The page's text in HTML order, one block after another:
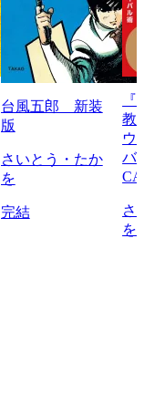
台風五郎 新装
版
さいとう・たか
を
完結
教
ウ
バ
さ
を